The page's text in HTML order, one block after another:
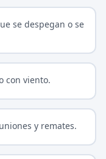
se despegan o se
con viento.
y remates.